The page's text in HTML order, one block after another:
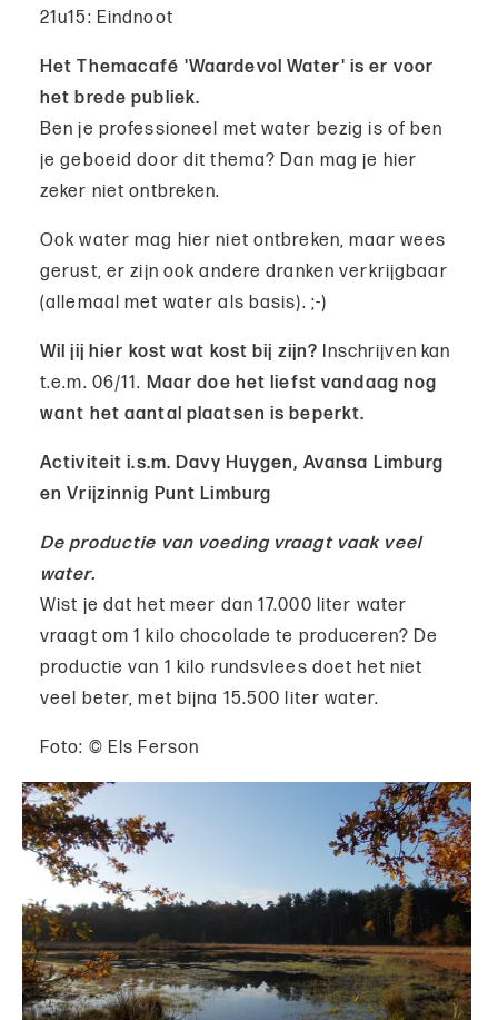
21u15: Eindnoot
Het Themacafé 'Waardevol Water' is er voor
het brede publiek.
Ben je professioneel met water bezig is of ben
je geboeid door dit thema? Dan mag je hier
zeker niet ontbreken.
Ook water mag hier niet ontbreken, maar wees
gerust, er zijn ook andere dranken verkrijgbaar
(allemaal met water als basis). ;-)
Wil jij hier kost wat kost bij zijn? Inschrijven kan
t.e.m. 06/11. Maar doe het liefst vandaag nog
want het aantal plaatsen is beperkt.
Activiteit i.s.m. Davy Huygen, Avansa Limburg
en Vrijzinnig Punt Limburg
De productie van voeding vraagt vaak veel
water.
Wist je dat het meer dan 17.000 liter water
vraagt om 1 kilo chocolade te produceren? De
productie van 1 kilo rundsvlees doet het niet
veel beter, met bijna 15.500 liter water.
Foto: © Els Ferson